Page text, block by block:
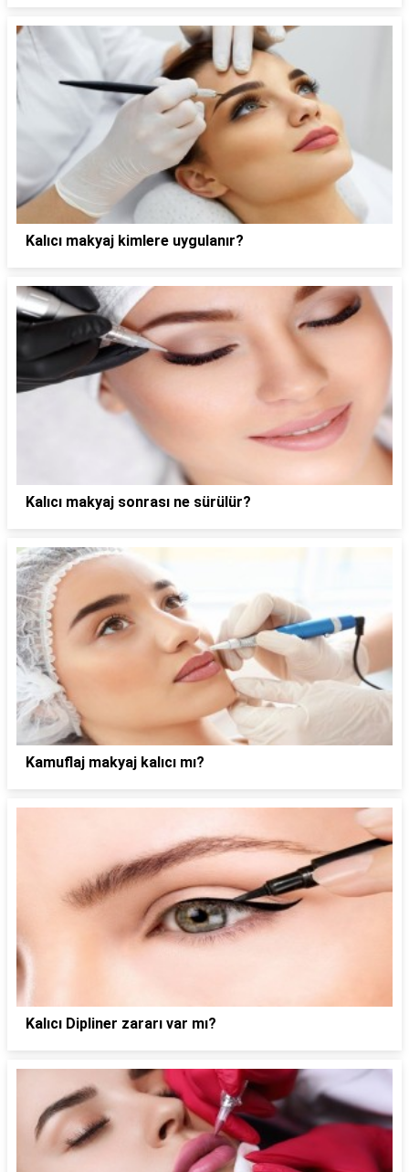
Kalıcı makyaj kimlere uygulanır?
Kalıcı makyaj sonrası ne sürülür?
Kamuflaj makyaj kalıcı mı?
Kalıcı Dipliner zararı var mı?